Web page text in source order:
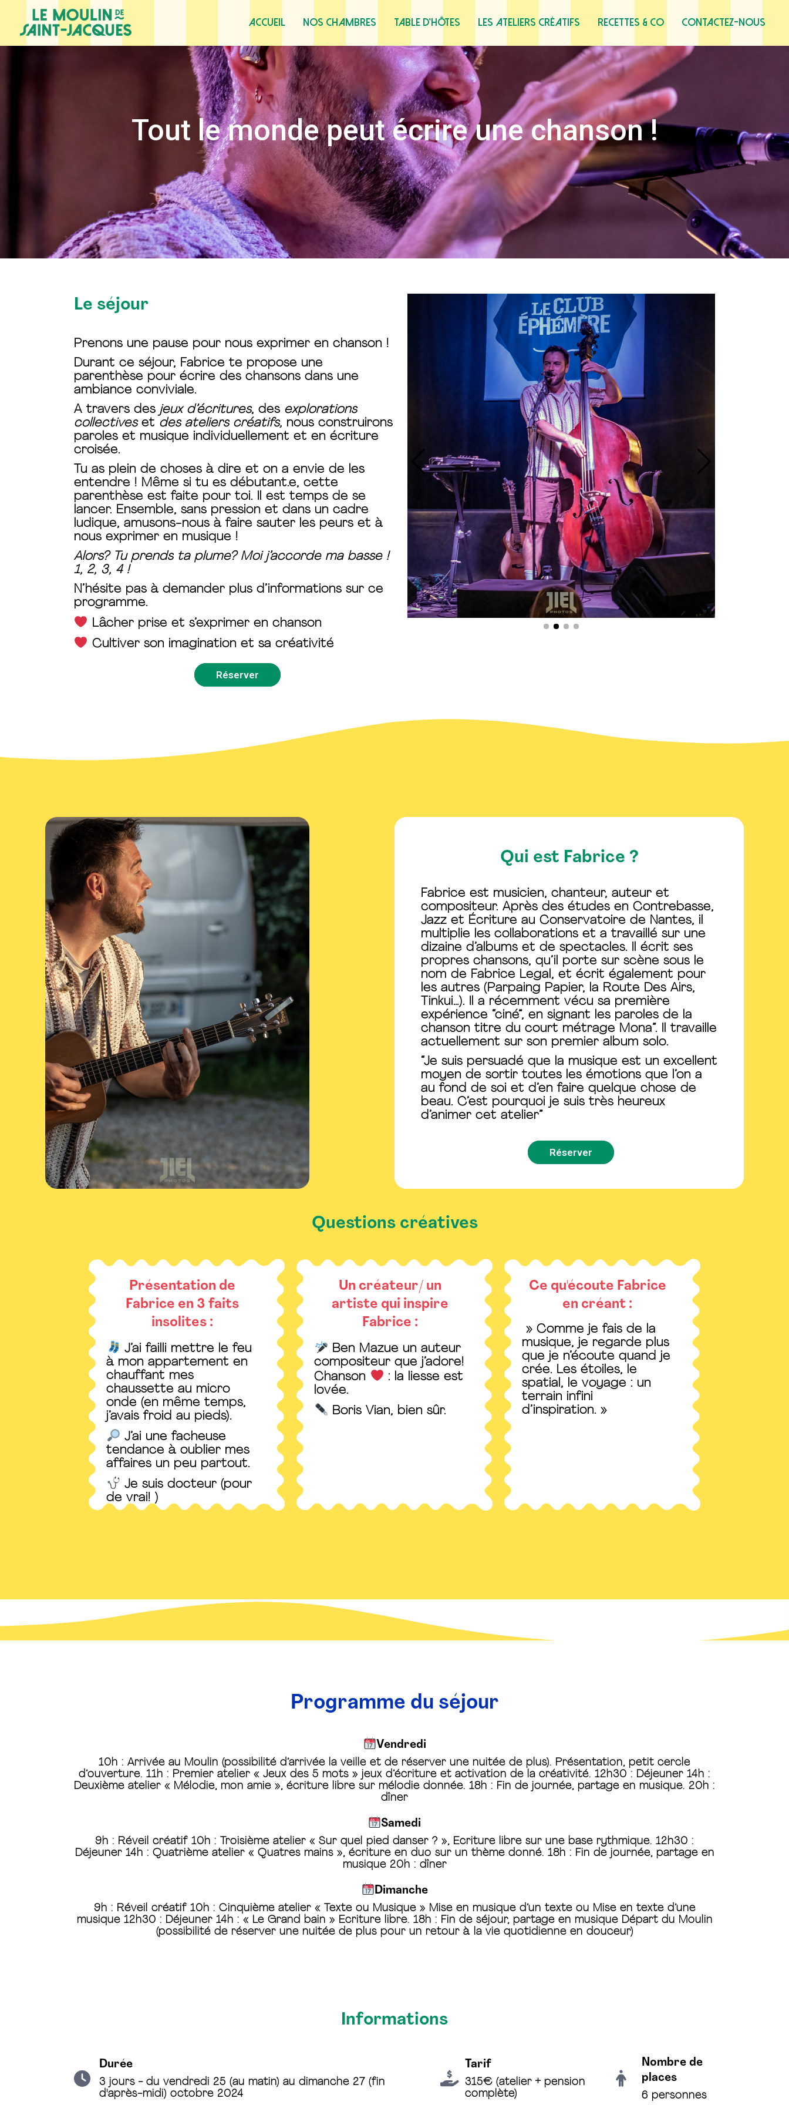
Accueil Nos chambres Table d’hôtes Les ateliers créatifs Recettes & co Contactez-nous
Tout le monde peut écrire une chanson !
Le séjour
Prenons une pause pour nous exprimer en chanson !
Durant ce séjour, Fabrice te propose une
parenthèse pour écrire des chansons dans une
ambiance conviviale.
A travers des jeux d’écritures, des explorations
collectives et des ateliers créatifs, nous construirons
paroles et musique individuellement et en écriture
croisée.
Tu as plein de choses à dire et on a envie de les
entendre ! Même si tu es débutant.e, cette
parenthèse est faite pour toi. Il est temps de se
lancer. Ensemble, sans pression et dans un cadre
ludique, amusons-nous à faire sauter les peurs et à
nous exprimer en musique !
Alors? Tu prends ta plume? Moi j’accorde ma basse !
1, 2, 3, 4 !
N’hésite pas à demander plus d’informations sur ce
programme.
Lâcher prise et s’exprimer en chanson
Cultiver son imagination et sa créativité
Réserver
Qui est Fabrice ?
Fabrice est musicien, chanteur, auteur et
compositeur. Après des études en Contrebasse,
Jazz et Écriture au Conservatoire de Nantes, il
multiplie les collaborations et a travaillé sur une
dizaine d’albums et de spectacles. Il écrit ses
propres chansons, qu’il porte sur scène sous le
nom de Fabrice Legal, et écrit également pour
les autres (Parpaing Papier, la Route Des Airs,
Tinkui…). Il a récemment vécu sa première
expérience “ciné”, en signant les paroles de la
chanson titre du court métrage Mona”. Il travaille
actuellement sur son premier album solo.
“Je suis persuadé que la musique est un excellent
moyen de sortir toutes les émotions que l’on a
au fond de soi et d’en faire quelque chose de
beau. C’est pourquoi je suis très heureux
d’animer cet atelier”
Réserver
Questions créatives
Présentation de
Fabrice en 3 faits
insolites :
J’ai failli mettre le feu
à mon appartement en
chauffant mes
chaussette au micro
onde (en même temps,
j’avais froid au pieds).
J’ai une facheuse
tendance à oublier mes
affaires un peu partout.
Je suis docteur (pour
de vrai! )
Un créateur/ un
artiste qui inspire
Fabrice :
Ben Mazue un auteur
compositeur que j’adore!
Chanson
: la liesse est
lovée.
Boris Vian, bien sûr.
Ce qu'écoute Fabrice
en créant :
» Comme je fais de la
musique, je regarde plus
que je n’écoute quand je
crée. Les étoiles, le
spatial, le voyage : un
terrain infini
d’inspiration. »
Programme du séjour
Vendredi
10h : Arrivée au Moulin (possibilité d’arrivée la veille et de réserver une nuitée de plus). Présentation, petit cercle
d’ouverture. 11h : Premier atelier « Jeux des 5 mots » jeux d’écriture et activation de la créativité. 12h30 : Déjeuner 14h :
Deuxième atelier « Mélodie, mon amie », écriture libre sur mélodie donnée. 18h : Fin de journée, partage en musique. 20h :
dîner
Samedi
9h : Réveil créatif 10h : Troisième atelier « Sur quel pied danser ? », Ecriture libre sur une base rythmique. 12h30 :
Déjeuner 14h : Quatrième atelier « Quatres mains », écriture en duo sur un thème donné. 18h : Fin de journée, partage en
musique 20h : dîner
Dimanche
9h : Réveil créatif 10h : Cinquième atelier « Texte ou Musique » Mise en musique d’un texte ou Mise en texte d’une
musique 12h30 : Déjeuner 14h : « Le Grand bain » Ecriture libre. 18h : Fin de séjour, partage en musique Départ du Moulin
(possibilité de réserver une nuitée de plus pour un retour à la vie quotidienne en douceur)
Informations
Durée
3 jours - du vendredi 25 (au matin) au dimanche 27 (fin
d'après-midi) octobre 2024
Tarif
315€ (atelier + pension
complète)
Nombre de
places
6 personnes